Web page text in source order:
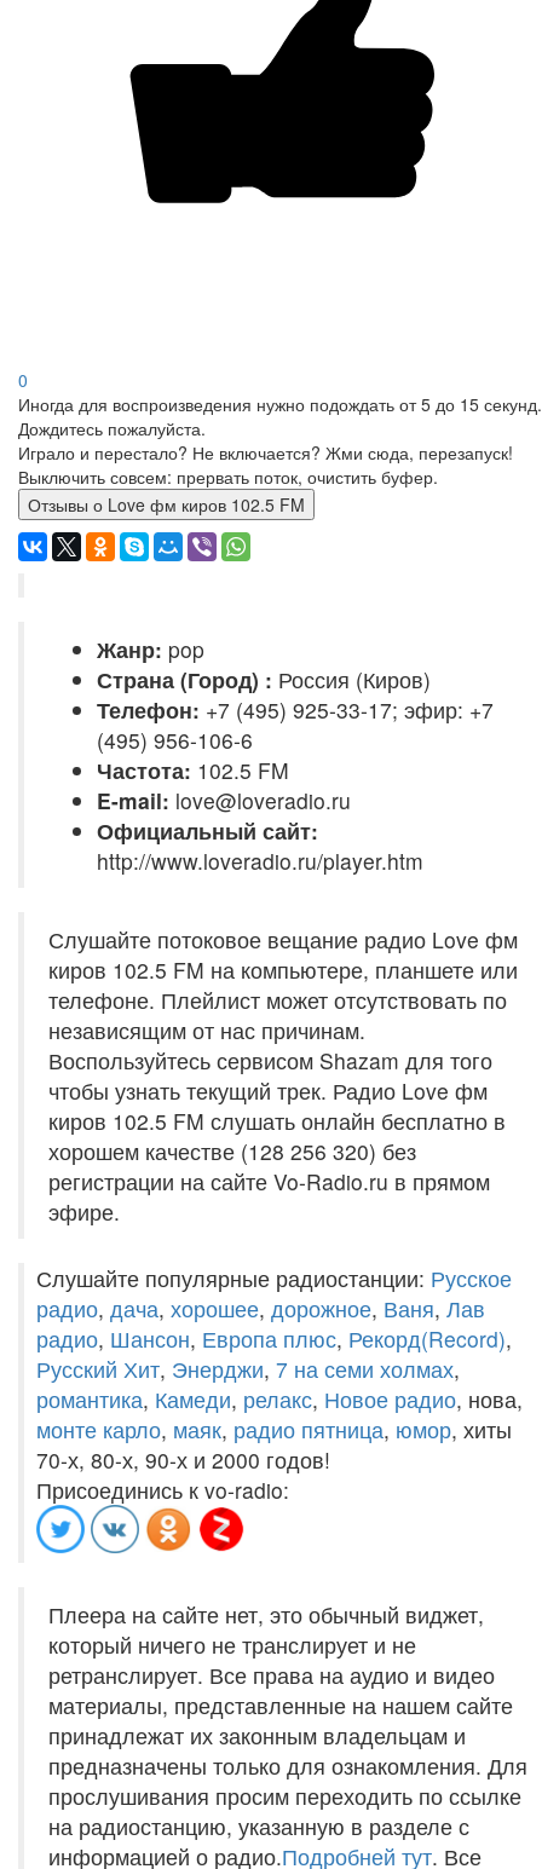
0
Иногда для воспроизведения нужно подождать от 5 до 15 секунд.
Дождитесь пожалуйста.
Играло и перестало? Не включается? Жми сюда, перезапуск!
Выключить совсем: прервать поток, очистить буфер.
Отзывы о Love фм киров 102.5 FM
Жанр: pop
Страна (Город) : Россия (Киров)
Телефон: +7 (495) 925-33-17; эфир: +7
(495) 956-106-6
Частота: 102.5 FM
E-mail: love@loveradio.ru
Официальный сайт:
http://www.loveradio.ru/player.htm
Слушайте потоковое вещание радио Love фм
киров 102.5 FM на компьютере, планшете или
телефоне. Плейлист может отсутствовать по
независящим от нас причинам.
Воспользуйтесь сервисом Shazam для того
чтобы узнать текущий трек. Радио Love фм
киров 102.5 FM слушать онлайн бесплатно в
хорошем качестве (128 256 320) без
регистрации на сайте Vo-Radio.ru в прямом
эфире.
Слушайте популярные радиостанции: Русское
радио, дача, хорошее, дорожное, Ваня, Лав
радио, Шансон, Европа плюс, Рекорд(Record),
Русский Хит, Энерджи, 7 на семи холмах,
романтика, Камеди, релакс, Новое радио, нова,
монте карло, маяк, радио пятница, юмор, хиты
70-х, 80-х, 90-х и 2000 годов!
Присоединись к vo-radio:
Плеера на сайте нет, это обычный виджет,
который ничего не транслирует и не
ретранслирует. Все права на аудио и видео
материалы, представленные на нашем сайте
принадлежат их законным владельцам и
предназначены только для ознакомления. Для
прослушивания просим переходить по ссылке
на радиостанцию, указанную в разделе с
информацией о радио.Подробней тут. Все